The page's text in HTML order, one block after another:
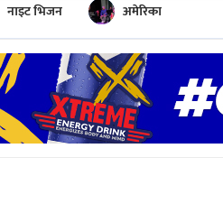
नाइट भिजन अमेरिका